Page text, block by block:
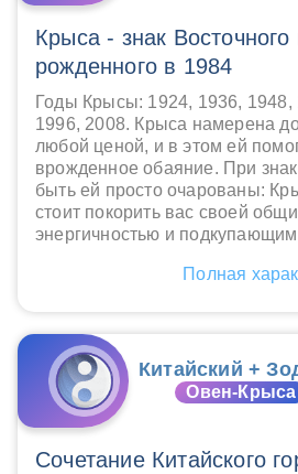
Крыса - знак Восточного
рожденного в 1984
Годы Крысы: 1924, 1936, 1948,
1996, 2008. Крыса намерена
любой ценой, и в этом ей
врожденное обаяние. При
быть ей просто очарованы:
стоит покорить вас своей
энергичностью и
Полная
Китайский +
Овен-Крыса
Сочетание Китайского